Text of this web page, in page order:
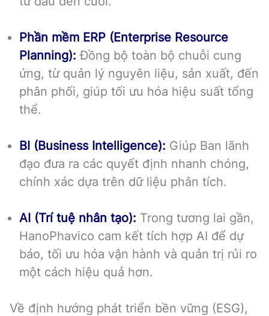
Phần mềm ERP (Enterprise Resource
Planning): Đồng bộ toàn bộ chuỗi cung
ứng, từ quản lý nguyên liệu, sản xuất, đến
phân phối, giúp tối ưu hóa hiệu suất tổng
thể.
BI (Business Intelligence): Giúp Ban lãnh
đạo đưa ra các quyết định nhanh chóng,
chính xác dựa trên dữ liệu phân tích.
AI (Trí tuệ nhân tạo): Trong tương lai gần,
HanoPhavico cam kết tích hợp AI để dự
báo, tối ưu hóa vận hành và quản trị rủi ro
một cách hiệu quả hơn.
Về định hướng phát triển bền vững (ESG),